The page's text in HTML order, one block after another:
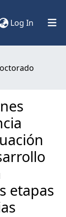
Log In (current)
etapas